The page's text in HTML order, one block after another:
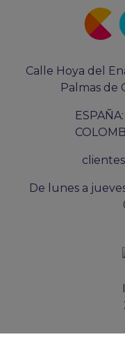
Calle Hoya del
Palmas de
De lunes a